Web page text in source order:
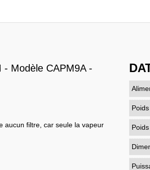
Modèle CAPM9A -
aucun filtre, car seule la vapeur